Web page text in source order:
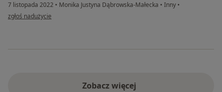
7 listopada 2022 • Monika Justyna Dąbrowska-Małecka • Inny •
w opinii użytkownika Agnieszka
zgłoś nadużycie
Zobacz więcej